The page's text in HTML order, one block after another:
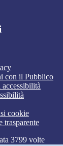
con il Pubblico
cookie
trasparente
3799 volte